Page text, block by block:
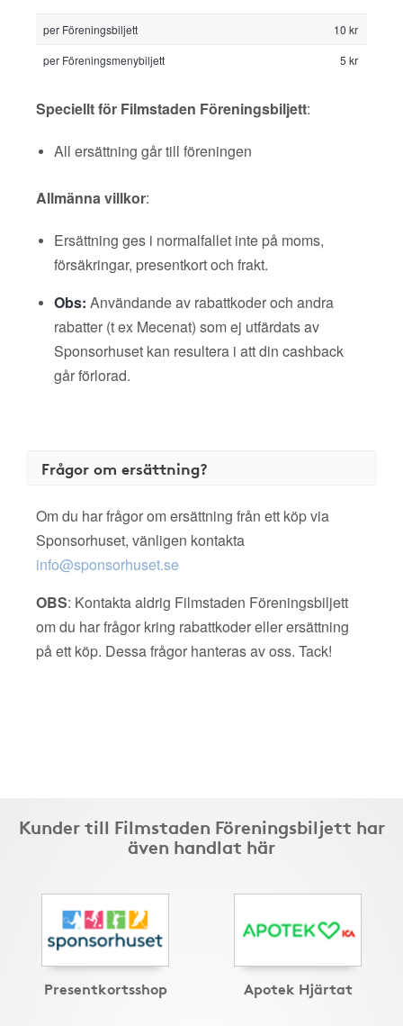
per Föreningsbiljett
10 kr
per Föreningsmenybiljett
5 kr
Speciellt för Filmstaden Föreningsbiljett:
All ersättning går till föreningen
Allmänna villkor:
Ersättning ges i normalfallet inte på moms,
försäkringar, presentkort och frakt.
Obs: Användande av rabattkoder och andra
rabatter (t ex Mecenat) som ej utfärdats av
Sponsorhuset kan resultera i att din cashback
går förlorad.
Frågor om ersättning?
Om du har frågor om ersättning från ett köp via
Sponsorhuset, vänligen kontakta
info@sponsorhuset.se
OBS: Kontakta aldrig Filmstaden Föreningsbiljett
om du har frågor kring rabattkoder eller ersättning
på ett köp. Dessa frågor hanteras av oss. Tack!
Kunder till Filmstaden Föreningsbiljett har
även handlat här
Presentkortsshop Apotek Hjärtat